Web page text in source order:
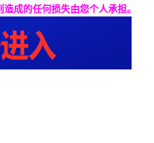
成的任何损失由您个人承担。